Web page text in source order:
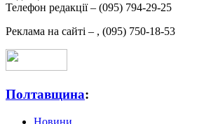
Телефон редакції – (095) 794-29-25
Реклама на сайті – , (095) 750-18-53
Полтавщина:
Новини